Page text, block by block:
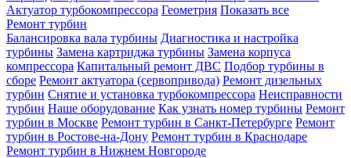
Актуатор турбокомпрессора Геометрия Показать все
Ремонт турбин
Балансировка вала турбины Диагностика и настройка
турбины Замена картриджа турбины Замена корпуса
компрессора Капитальный ремонт ДВС Подбор турбины в
сборе Ремонт актуатора (сервопривода) Ремонт дизельных
турбин Снятие и установка турбокомпрессора Неисправности
турбин Наше оборудование Как узнать номер турбины Ремонт
турбин в Москве Ремонт турбин в Санкт-Петербурге Ремонт
турбин в Ростове-на-Дону Ремонт турбин в Краснодаре
Ремонт турбин в Нижнем Новгороде